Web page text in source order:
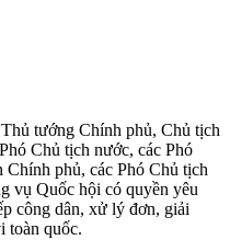
tướng Chính phủ, Chủ tịch
Chủ tịch nước, các Phó
phủ, các Phó Chủ tịch
vụ Quốc hội có quyền yêu
công dân, xử lý đơn, giải
toàn quốc.